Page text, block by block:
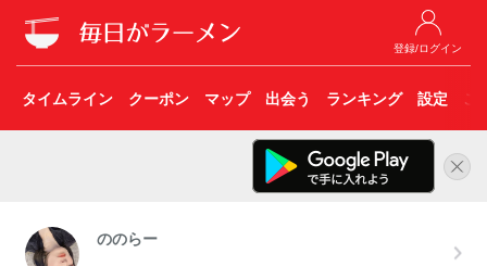
登録/ログイン
タイムライン クーポン マップ 出会う ランキング 設定 こ
ののらー